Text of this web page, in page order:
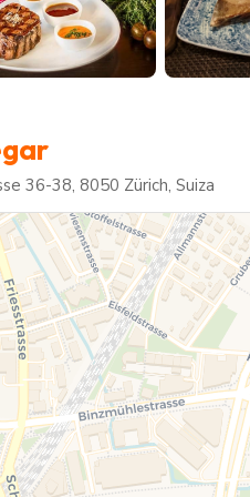
36-38, 8050 Zürich, Suiza